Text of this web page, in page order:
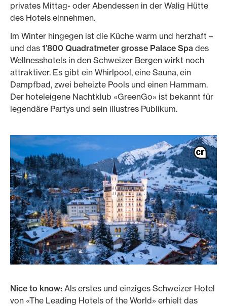
privates Mittag- oder Abendessen in der Walig Hütte
des Hotels einnehmen.
Im Winter hingegen ist die Küche warm und herzhaft –
und das 1’800 Quadratmeter grosse Palace Spa des
Wellnesshotels in den Schweizer Bergen wirkt noch
attraktiver. Es gibt ein Whirlpool, eine Sauna, ein
Dampfbad, zwei beheizte Pools und einen Hammam.
Der hoteleigene Nachtklub «GreenGo» ist bekannt für
legendäre Partys und sein illustres Publikum.
Nice to know: Als erstes und einziges Schweizer Hotel
von «The Leading Hotels of the World» erhielt das